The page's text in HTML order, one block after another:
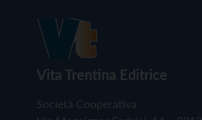
Vita Trentina Editrice
Società Cooperativa